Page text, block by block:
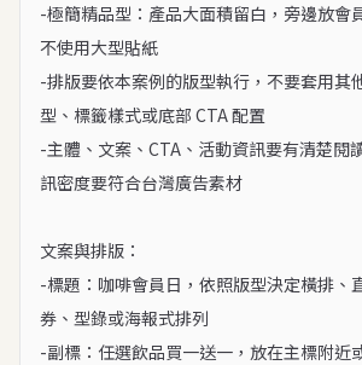
-極簡精品型：產品大面積留白，旁邊放會
不使用大型貼紙
-排版要依本案例的版型執行，不要套用其
型、標籤樣式或底部 CTA 配置
-主體、文案、CTA、活動資訊要有清楚閱
訊密度要符合台灣廣告素材
文案與排版：
-標題：咖啡會員日，依照版型決定橫排、
券、型錄或海報式排列
-副標：任選飲品買一送一，放在主標附近